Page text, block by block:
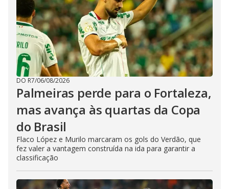
DO R7/06/08/2026
Palmeiras perde para o Fortaleza,
mas avança às quartas da Copa
do Brasil
Flaco López e Murilo marcaram os gols do Verdão, que
fez valer a vantagem construída na ida para garantir a
classificação